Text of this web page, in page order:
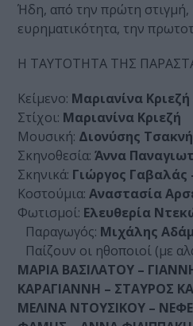
Ήδη, από την πρώτη στιγμή,
ευρηματικότητα, την
Η ΤΑΥΤΟΤΗΤΑ ΤΗΣ
Κείμενο: Μαριανίνα
Στίχοι: Μαριανίνα Κριεζή
Μουσική: Διονύσης
Σκηνοθεσία: Άννα
Σκηνικά: Γιώργος Γαβαλάς
Κοστούμια: Αναστασία
Φωτισμοί: Ελευθερία
Παραγωγός: Μιχάλης Αδάμ
Παίζουν οι ηθοποιοί (με
ΜΑΡΙΑ ΒΑΣΙΛΑΤΟΥ –
ΚΑΡΑΓΙΑΝΝΗ – ΣΤΑΥΡΟΣ
ΜΕΛΙΝΑ ΝΤΟΥΣΙΚΟΥ –